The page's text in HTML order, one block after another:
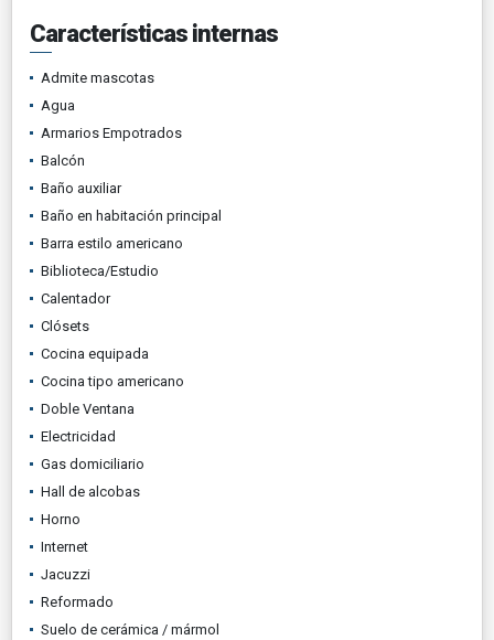
Características internas
Admite mascotas
Agua
Armarios Empotrados
Balcón
Baño auxiliar
Baño en habitación principal
Barra estilo americano
Biblioteca/Estudio
Calentador
Clósets
Cocina equipada
Cocina tipo americano
Doble Ventana
Electricidad
Gas domiciliario
Hall de alcobas
Horno
Internet
Jacuzzi
Reformado
Suelo de cerámica / mármol